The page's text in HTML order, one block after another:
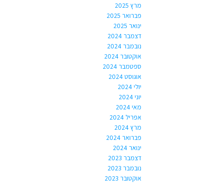
מרץ 2025
פברואר 2025
ינואר 2025
דצמבר 2024
נובמבר 2024
אוקטובר 2024
ספטמבר 2024
אוגוסט 2024
יולי 2024
יוני 2024
מאי 2024
אפריל 2024
מרץ 2024
פברואר 2024
ינואר 2024
דצמבר 2023
נובמבר 2023
אוקטובר 2023